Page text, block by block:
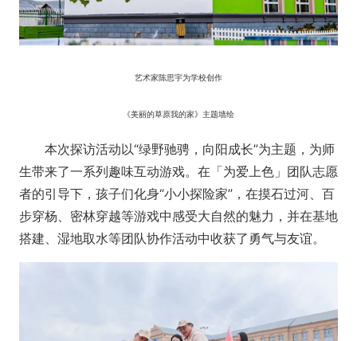
艺术家陈思宇为学校创作
《美丽的草原我的家》主题墙绘
本次探访活动以“绿野驰骋，向阳成长”为主题，为师
生带来了一系列趣味互动游戏。在「为爱上色」团队志愿
者的引导下，孩子们化身“小小探险家”，在摸石过河、百
步穿杨、密林穿越等游戏中感受大自然的魅力，并在基地
搭建、湿地取水等团队协作活动中收获了勇气与友谊。